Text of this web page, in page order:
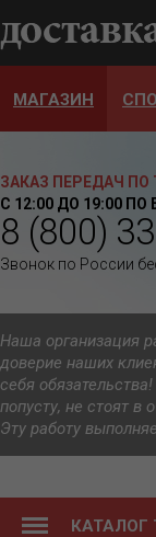
МАГАЗИН
ЗАКАЗ ПЕРЕДАЧ ПО
С 12:00 ДО 19:00
8 (800)
Звонок по России
Наша организация
доверие наших
себя
попусту, не стоят в
Эту работу
КАТАЛОГ